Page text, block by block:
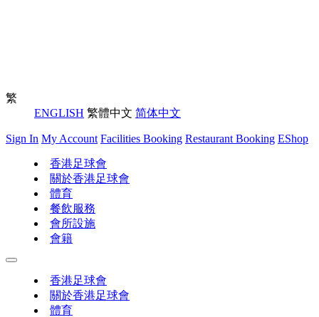
繁
ENGLISH 繁體中文 简体中文
Sign In My Account Facilities Booking Restaurant Booking EShop
香港足球會
關於香港足球會
體育
餐飲服務
會所設施
會籍
香港足球會
關於香港足球會
體育